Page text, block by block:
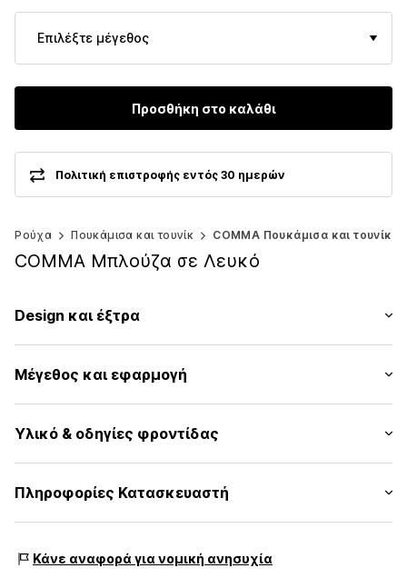
Επιλέξτε μέγεθος
Προσθήκη στο καλάθι
Πολιτική επιστροφής εντός 30 ημερών
Ρούχα Πουκάμισα και τουνίκ COMMA Πουκάμισα και τουνίκ
COMMA Μπλούζα σε Λευκό
Design και έξτρα
Βισκόζη
Λαιμόκοψη τουνίκ
Ντραπέ / με σούρες
Ίσιο στρίφωμα
Μπλούζα
Μέγεθος και εφαρμογή
Μήκος: Μήκος κανονικό
Εφαρμογή: Κανονική εφαρμογή
Πίνακας μεγεθών
Υλικό & οδηγίες φροντίδας
Υλικό: 94% Βισκόζη, 6% Ελαστάνη
Πληροφορίες Κατασκευαστή
DE-97228 Rottendorf
Κάνε αναφορά για νομική ανησυχία